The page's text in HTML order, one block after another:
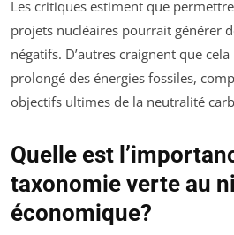
Les critiques estiment que
projets nucléaires pourrait générer
négatifs. D’autres craignent que cela
prolongé des énergies fossiles,
objectifs ultimes de la neutralité
Quelle est
taxonomie verte au
économique?